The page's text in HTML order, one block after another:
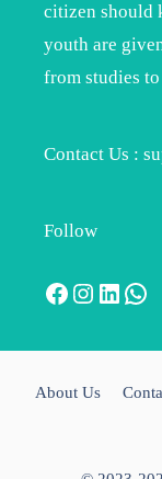
citizen should
youth are
from studies
Contact Us :
Follow
Facebook
Instagram
About Us